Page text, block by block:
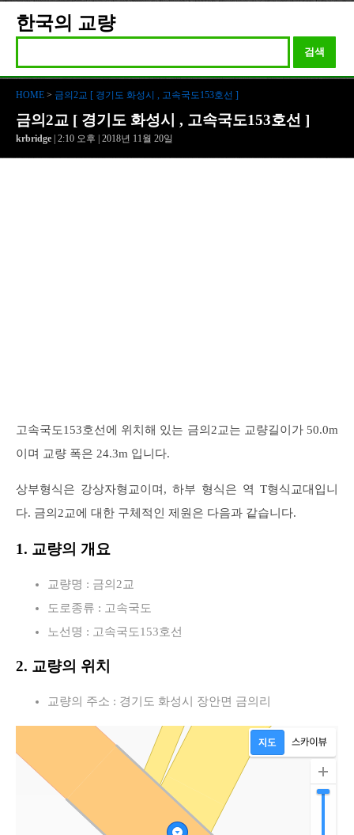
한국의 교량
검색
HOME > 금의2교 [ 경기도 화성시 , 고속국도153호선 ]
금의2교 [ 경기도 화성시 , 고속국도153호선 ]
krbridge | 2:10 오후 | 2018년 11월 20일
고속국도153호선에 위치해 있는 금의2교는 교량길이가 50.0m
이며 교량 폭은 24.3m 입니다.
상부형식은 강상자형교이며, 하부 형식은 역 T형식교대입니
다. 금의2교에 대한 구체적인 제원은 다음과 같습니다.
1. 교량의 개요
교량명 : 금의2교
도로종류 : 고속국도
노선명 : 고속국도153호선
2. 교량의 위치
교량의 주소 : 경기도 화성시 장안면 금의리